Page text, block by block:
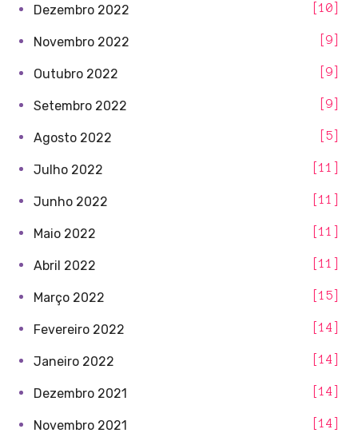
Dezembro 2022 10
Novembro 2022 9
Outubro 2022 9
Setembro 2022 9
Agosto 2022 5
Julho 2022 11
Junho 2022 11
Maio 2022 11
Abril 2022 11
Março 2022 15
Fevereiro 2022 14
Janeiro 2022 14
Dezembro 2021 14
Novembro 2021 14